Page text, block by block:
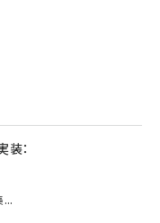
：
...